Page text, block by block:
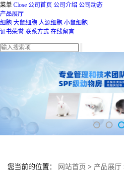
菜单 Close 公司首页 公司介绍 公司动态
产品展厅
细胞 大鼠细胞 人源细胞 小鼠细胞
证书荣誉 联系方式 在线留言
您当前的位置： 网站首页 > 产品展厅